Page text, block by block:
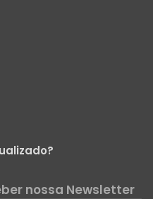
nossa Newsletter